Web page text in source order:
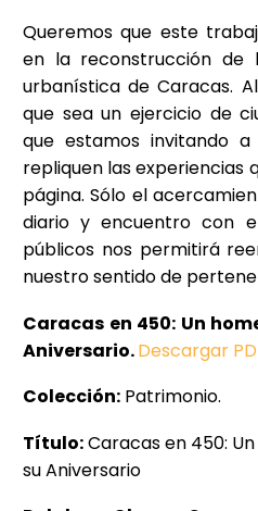
Queremos que este
en la reconstrucción de
urbanística de Caracas.
que sea un ejercicio de
que estamos invitando
repliquen las experiencias
página. Sólo el
diario y encuentro con
públicos nos permitirá
nuestro sentido de
Caracas en 450: Un
Aniversario.Descargar
Colección: Patrimonio.
Título:Caracas en 450:
su Aniversario